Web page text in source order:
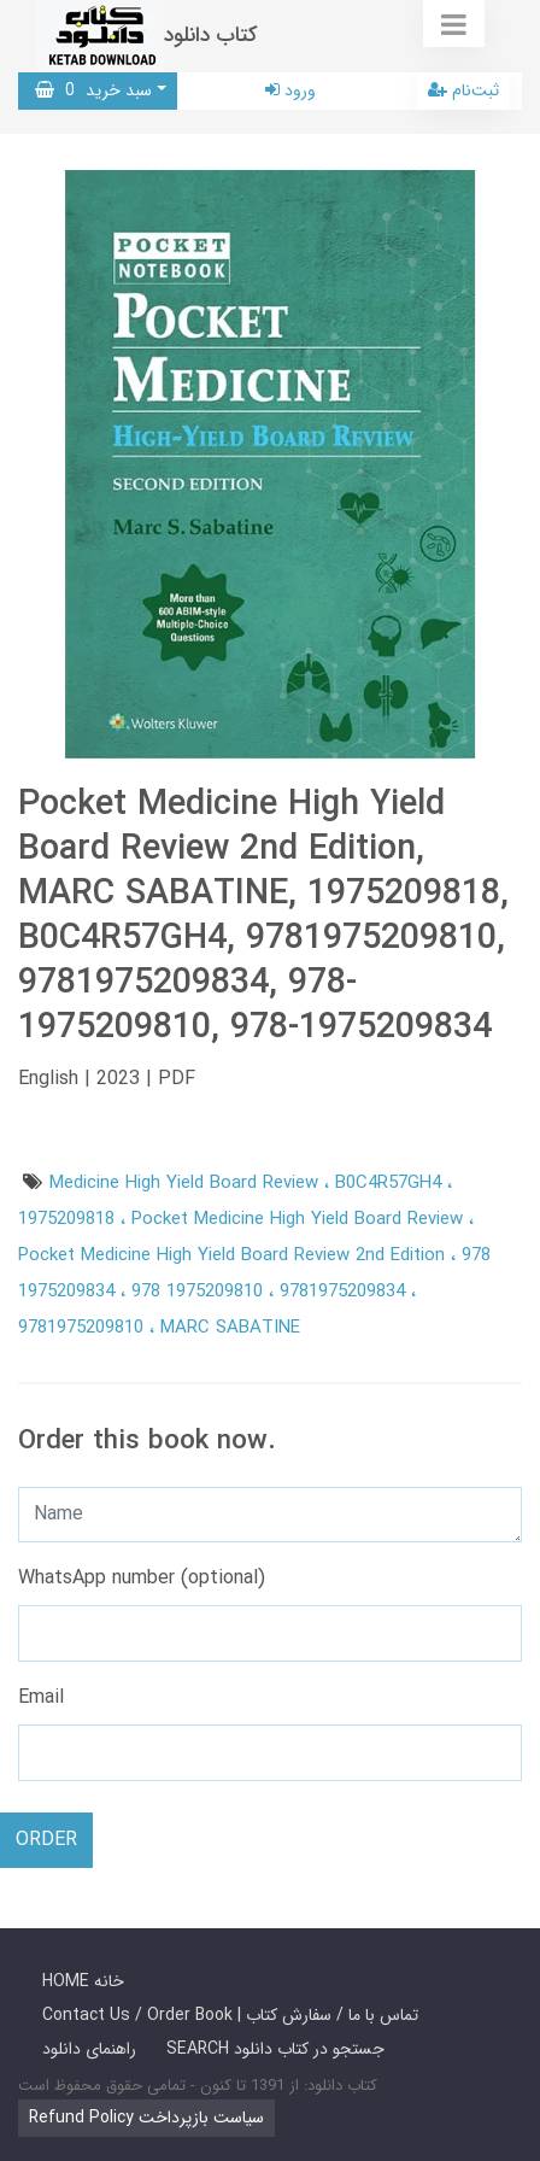
کتاب دانلود
سبد خرید 0 ورود ثبت‌نام
Pocket Medicine High Yield
Board Review 2nd Edition,
MARC SABATINE, 1975209818,
B0C4R57GH4, 9781975209810,
9781975209834, 978-
1975209810, 978-1975209834
English | 2023 | PDF
Medicine High Yield Board Review B0C4R57GH4
1975209818
Pocket Medicine High Yield Board Review
Pocket Medicine High Yield Board Review 2nd Edition
978
1975209834 978 1975209810
9781975209834
9781975209810
MARC SABATINE
Order this book now.
WhatsApp number (optional)
Email
ORDER
HOME خانه
Contact Us / Order Book | تماس با ما / سفارش کتاب
راهنمای دانلود
SEARCH جستجو در کتاب دانلود
کتاب دانلود: از 1391 تا کنون - تمامی حقوق محفوظ است
Refund Policy سیاست بازپرداخت